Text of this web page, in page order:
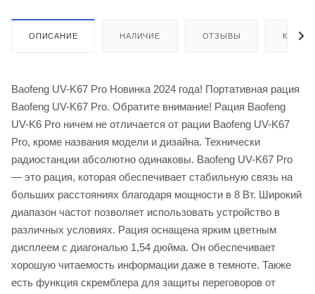
ОПИСАНИЕ НАЛИЧИЕ ОТЗЫВЫ КАК
Baofeng UV-K67 Pro Новинка 2024 года! Портативная рация
Baofeng UV-K67 Pro. Обратите внимание! Рация Baofeng
UV-K6 Pro ничем не отличается от рации Baofeng UV-K67
Pro, кроме названия модели и дизайна. Технически
радиостанции абсолютно одинаковы. Baofeng UV-K67 Pro
— это рация, которая обеспечивает стабильную связь на
больших расстояниях благодаря мощности в 8 Вт. Широкий
диапазон частот позволяет использовать устройство в
различных условиях. Рация оснащена ярким цветным
дисплеем с диагональю 1,54 дюйма. Он обеспечивает
хорошую читаемость информации даже в темноте. Также
есть функция скремблера для защиты переговоров от